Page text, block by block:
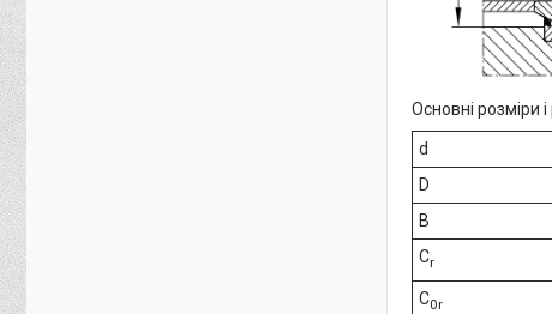
Основні розміри
d
D
B
Cr
C0r